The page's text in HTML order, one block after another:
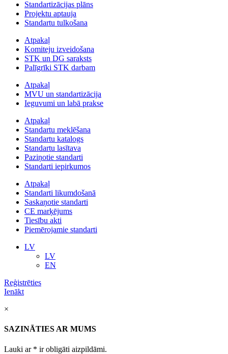
Standartizācijas plāns
Projektu aptauja
Standartu tulkošana
Atpakaļ
Komiteju izveidošana
STK un DG saraksts
Palīgrīki STK darbam
Atpakaļ
MVU un standartizācija
Ieguvumi un labā prakse
Atpakaļ
Standartu meklēšana
Standartu katalogs
Standartu lasītava
Paziņotie standarti
Standarti iepirkumos
Atpakaļ
Standarti likumdošanā
Saskaņotie standarti
CE marķējums
Tiesību akti
Piemērojamie standarti
LV
LV
EN
Reģistrēties
Ienākt
×
SAZINĀTIES AR MUMS
Lauki ar * ir obligāti aizpildāmi.